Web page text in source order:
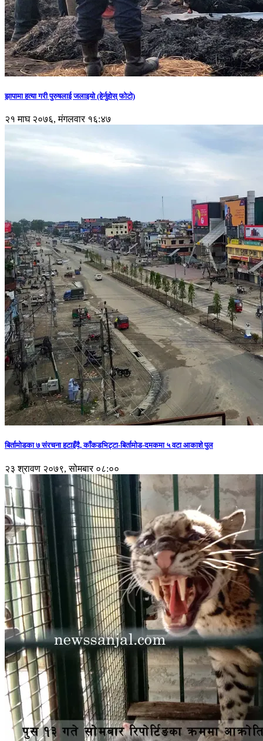
झापामा हत्या गरी पुरुषलाई जलाइयो (हेर्नुहाेस् फाेटाे)
२१ माघ २०७६, मंगलवार १६:४७
बिर्तामोडका ७ संरचना हटाइँदै, काँकडभिट्टा-बिर्तामोड-दमकमा ५ वटा आकाशे पुल
२३ श्रावण २०७९, सोमबार ०८:००